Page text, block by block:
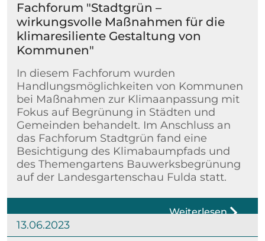
Fachforum "Stadtgrün –
wirkungsvolle Maßnahmen für die
klimaresiliente Gestaltung von
Kommunen"
In diesem Fachforum wurden
Handlungsmöglichkeiten von Kommunen
bei Maßnahmen zur Klimaanpassung mit
Fokus auf Begrünung in Städten und
Gemeinden behandelt. Im Anschluss an
das Fachforum Stadtgrün fand eine
Besichtigung des Klimabaumpfads und
des Themengartens Bauwerksbegrünung
auf der Landesgartenschau Fulda statt.
Weiterlesen
13.06.2023